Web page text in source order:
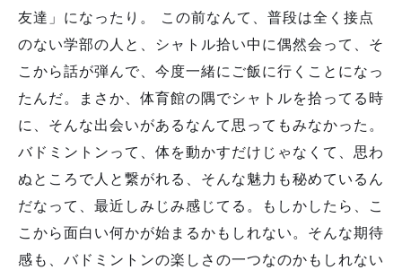
友達」になったり。 この前なんて、普段は全く接点
のない学部の人と、シャトル拾い中に偶然会って、そ
こから話が弾んで、今度一緒にご飯に行くことになっ
たんだ。まさか、体育館の隅でシャトルを拾ってる時
に、そんな出会いがあるなんて思ってもみなかった。
バドミントンって、体を動かすだけじゃなくて、思わ
ぬところで人と繋がれる、そんな魅力も秘めているん
だなって、最近しみじみ感じてる。もしかしたら、こ
こから面白い何かが始まるかもしれない。そんな期待
感も、バドミントンの楽しさの一つなのかもしれない